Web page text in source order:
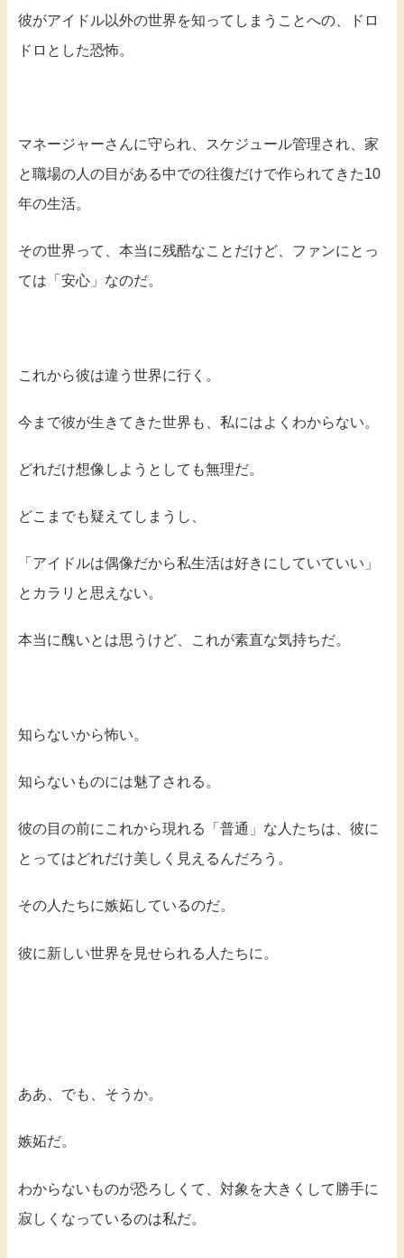
彼がアイドル以外の世界を知ってしまうことへの、ドロ
ドロとした恐怖。
マネージャーさんに守られ、スケジュール管理され、家
と職場の人の目がある中での往復だけで作られてきた10
年の生活。
その世界って、本当に残酷なことだけど、ファンにとっ
ては「安心」なのだ。
これから彼は違う世界に行く。
今まで彼が生きてきた世界も、私にはよくわからない。
どれだけ想像しようとしても無理だ。
どこまでも疑えてしまうし、
「アイドルは偶像だから私生活は好きにしていていい」
とカラリと思えない。
本当に醜いとは思うけど、これが素直な気持ちだ。
知らないから怖い。
知らないものには魅了される。
彼の目の前にこれから現れる「普通」な人たちは、彼に
とってはどれだけ美しく見えるんだろう。
その人たちに嫉妬しているのだ。
彼に新しい世界を見せられる人たちに。
ああ、でも、そうか。
嫉妬だ。
わからないものが恐ろしくて、対象を大きくして勝手に
寂しくなっているのは私だ。